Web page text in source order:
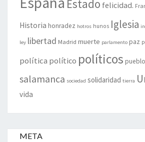
Estado felicidad.
Historia honradez hotros hunos Iglesia
ley libertad Madrid muerte parlamento paz
política político políticos pueblo
salamanca sociedad solidaridad tierra
vida
META